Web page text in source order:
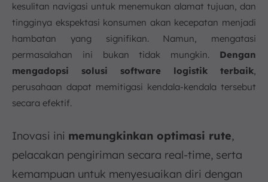
kesulitan navigasi untuk menemukan alamat tujuan, dan
tingginya ekspektasi konsumen akan kecepatan menjadi
hambatan yang signifikan. Namun, mengatasi
permasalahan ini bukan tidak mungkin. Dengan
mengadopsi solusi software logistik terbaik,
perusahaan dapat memitigasi kendala-kendala tersebut
secara efektif.
Inovasi ini memungkinkan optimasi rute,
pelacakan pengiriman secara real-time, serta
kemampuan untuk menyesuaikan diri dengan